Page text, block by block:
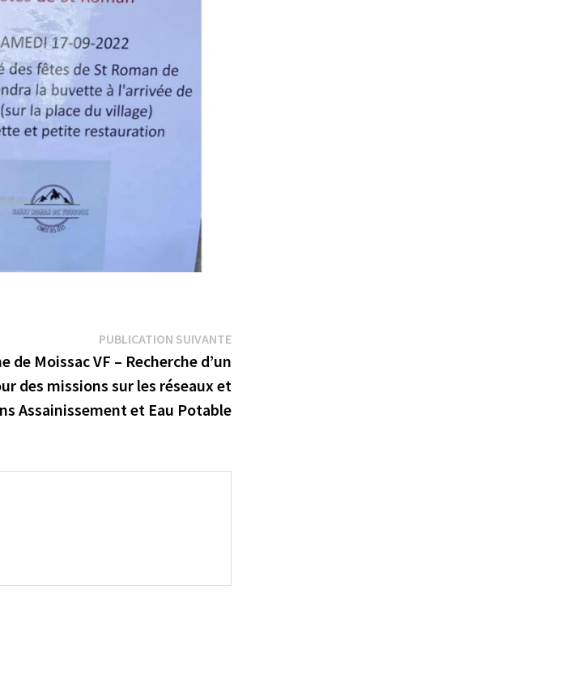
PUBLICATION SUIVANTEPublication
suivante :
de Moissac VF – Recherche d’un
des missions sur les réseaux et
Assainissement et Eau Potable